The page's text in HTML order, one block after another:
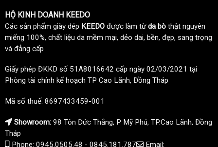
HỘ KINH DOANH KEEDO
Các sản phẩm giày dép KEEDO được làm từda bò thật nguyên
miếng 100%, chất liệu da mềm mại, dẻo dai, bền, đẹp, sang trọng
và đẳng cấp
Giấy phép ĐKKD số 51A8016642 cấp ngày 02/03/2021 tại
Phòng tài chính kế hoạch TP Cao Lãnh, Đồng Tháp
Mã số thuế: 8697433459-001
Showroom: 98 Tôn Đức Thắng, P Mỹ Phú, TP.Cao Lãnh, Đồng
Tháp
Phone: 0945.0505.48 - 0845.181.787
Email: